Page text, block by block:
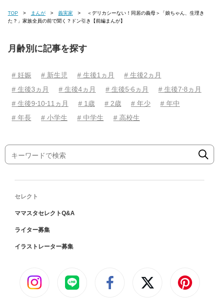
TOP まんが 義実家
た？」家族全員の前で聞く？ドン引き【前編まんが】
月齢別に記事を探す
# 妊娠 # 新生児 # 生後1ヵ月
# 生後2ヵ月
# 生後3ヵ月
# 生後4ヵ月 # 生後5⋅6ヵ月
# 生後7⋅8ヵ月
# 生後9⋅10⋅11ヵ月
# 1歳 # 2歳 # 年少
# 年中
# 年長
# 小学生 # 中学生 # 高校生
セレクト
ママスタセレクトQ&A
ライター募集
イラストレーター募集